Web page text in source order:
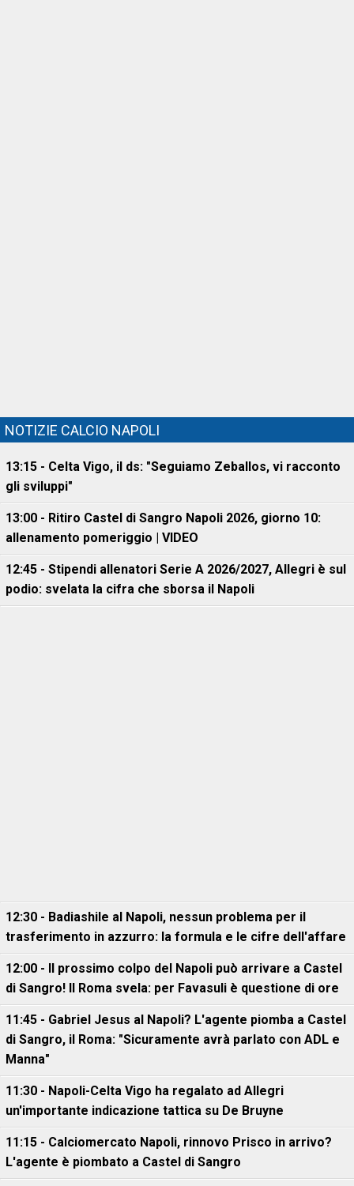
NOTIZIE CALCIO NAPOLI
13:15 - Celta Vigo, il ds: "Seguiamo Zeballos, vi racconto
gli sviluppi"
13:00 - Ritiro Castel di Sangro Napoli 2026, giorno 10:
allenamento pomeriggio | VIDEO
12:45 - Stipendi allenatori Serie A 2026/2027, Allegri è sul
podio: svelata la cifra che sborsa il Napoli
12:30 - Badiashile al Napoli, nessun problema per il
trasferimento in azzurro: la formula e le cifre dell'affare
12:00 - Il prossimo colpo del Napoli può arrivare a Castel
di Sangro! Il Roma svela: per Favasuli è questione di ore
11:45 - Gabriel Jesus al Napoli? L'agente piomba a Castel
di Sangro, il Roma: "Sicuramente avrà parlato con ADL e
Manna"
11:30 - Napoli-Celta Vigo ha regalato ad Allegri
un'importante indicazione tattica su De Bruyne
11:15 - Calciomercato Napoli, rinnovo Prisco in arrivo?
L'agente è piombato a Castel di Sangro